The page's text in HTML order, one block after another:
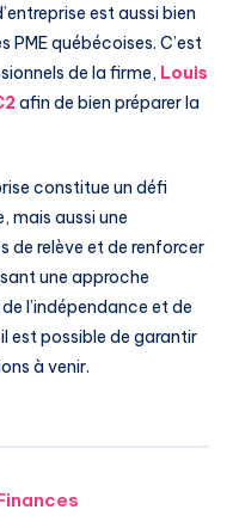
est aussi bien
québécoises. C’est
de la firme, Louis
afin de bien préparer la
constitue un défi
mais aussi une
de relève et de renforcer
une approche
l’indépendance et de
est possible de garantir
à venir.